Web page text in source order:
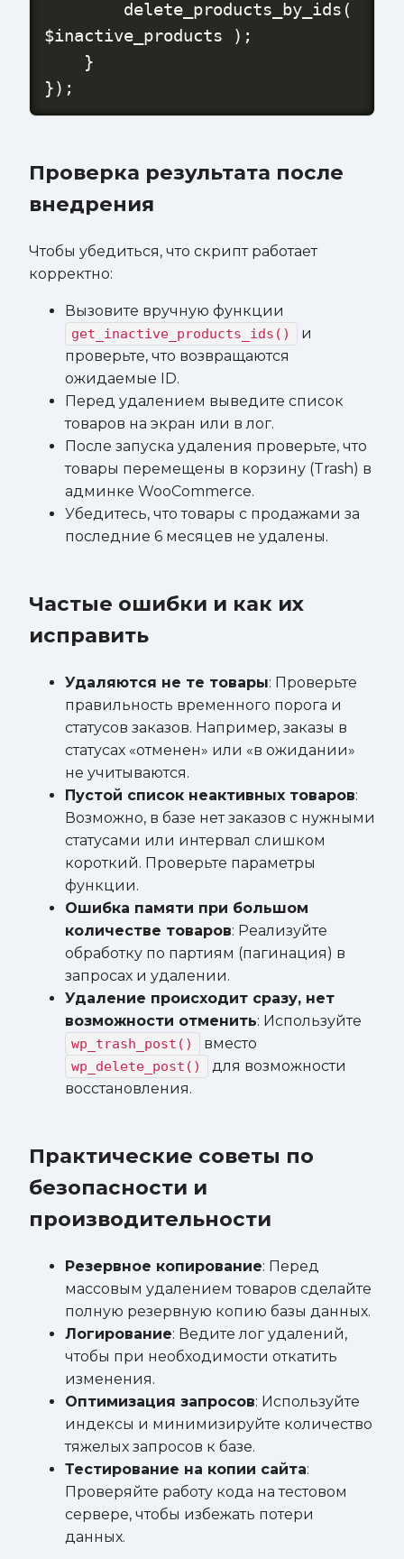
$inactive_products );
});
Проверка результата после
внедрения
Чтобы убедиться, что скрипт работает
корректно:
Вызовите вручную функции
get_inactive_products_ids()
и
проверьте, что возвращаются
ожидаемые ID.
Перед удалением выведите список
товаров на экран или в лог.
После запуска удаления проверьте, что
товары перемещены в корзину (Trash) в
админке WooCommerce.
Убедитесь, что товары с продажами за
последние 6 месяцев не удалены.
Частые ошибки и как их
исправить
Удаляются не те товары: Проверьте
правильность временного порога и
статусов заказов. Например, заказы в
статусах «отменен» или «в ожидании»
не учитываются.
Пустой список неактивных товаров:
Возможно, в базе нет заказов с нужными
статусами или интервал слишком
короткий. Проверьте параметры
функции.
Ошибка памяти при большом
количестве товаров: Реализуйте
обработку по партиям (пагинация) в
запросах и удалении.
Удаление происходит сразу, нет
возможности отменить: Используйте
wp_trash_post() вместо
wp_delete_post()
для возможности
восстановления.
Практические советы по
безопасности и
производительности
Резервное копирование: Перед
массовым удалением товаров сделайте
полную резервную копию базы данных.
Логирование: Ведите лог удалений,
чтобы при необходимости откатить
изменения.
Оптимизация запросов: Используйте
индексы и минимизируйте количество
тяжелых запросов к базе.
Тестирование на копии сайта:
Проверяйте работу кода на тестовом
сервере, чтобы избежать потери
данных.